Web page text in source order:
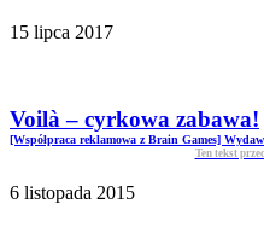
15 lipca 2017
Voilà – cyrkowa zabawa!
[Współpraca reklamowa z Brain Games]
Ten tekst
6 listopada 2015